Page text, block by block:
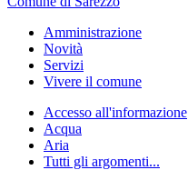
Amministrazione
Novità
Servizi
Vivere il comune
Accesso all'informazione
Acqua
Aria
Tutti gli argomenti...